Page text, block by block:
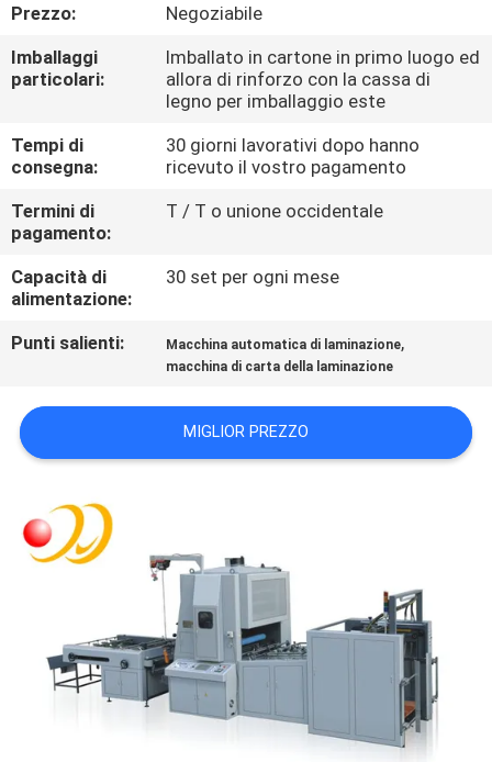
CONTROLLO
DI
RICHIEDA
UNA
CITAZIONE
MAPPA
DEL
PRIVACY
Prezzo:
Negoziabile
Imballaggi
particolari:
Imballato in cartone in primo luogo ed
allora di rinforzo con la cassa di
legno per imballaggio este
Tempi di
consegna:
30 giorni lavorativi dopo hanno
ricevuto il vostro pagamento
Termini di
pagamento:
T / T o unione occidentale
Capacità di
alimentazione:
30 set per ogni mese
Punti salienti: Macchina automatica di laminazione,
macchina di carta della laminazione
MIGLIOR PREZZO